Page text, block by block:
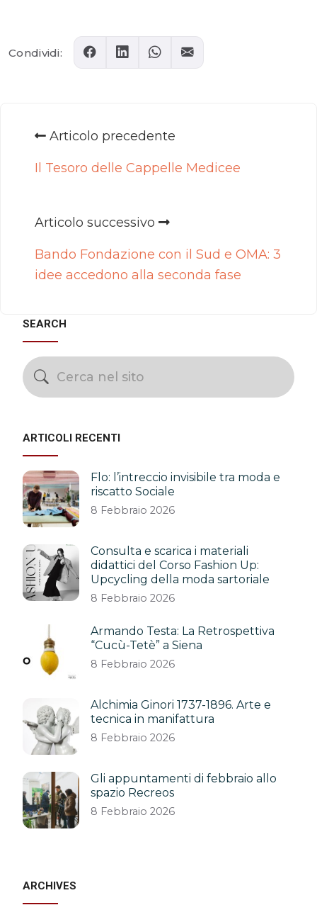
Condividi:
Articolo precedente
Il Tesoro delle Cappelle Medicee
Articolo successivo
Bando Fondazione con il Sud e OMA: 3
idee accedono alla seconda fase
SEARCH
ARTICOLI RECENTI
Flo: l’intreccio invisibile tra moda e
riscatto Sociale
8 Febbraio 2026
Consulta e scarica i materiali
didattici del Corso Fashion Up:
Upcycling della moda sartoriale
8 Febbraio 2026
Armando Testa: La Retrospettiva
“Cucù-Tetè” a Siena
8 Febbraio 2026
Alchimia Ginori 1737-1896. Arte e
tecnica in manifattura
8 Febbraio 2026
Gli appuntamenti di febbraio allo
spazio Recreos
8 Febbraio 2026
ARCHIVES